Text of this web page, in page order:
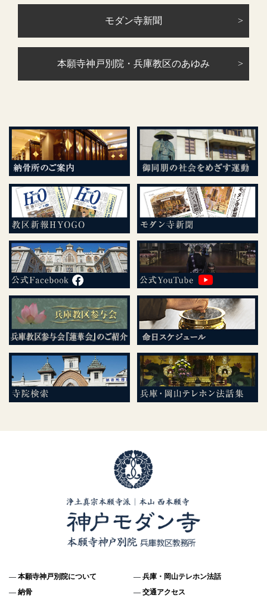
モダン寺新聞
本願寺神戸別院・兵庫教区のあゆみ
本願寺神戸別院について
兵庫・岡山テレホン法話
納骨
交通アクセス